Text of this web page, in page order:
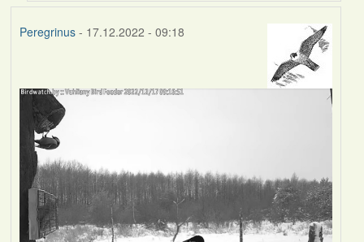
Peregrinus- 17.12.2022 - 09:18